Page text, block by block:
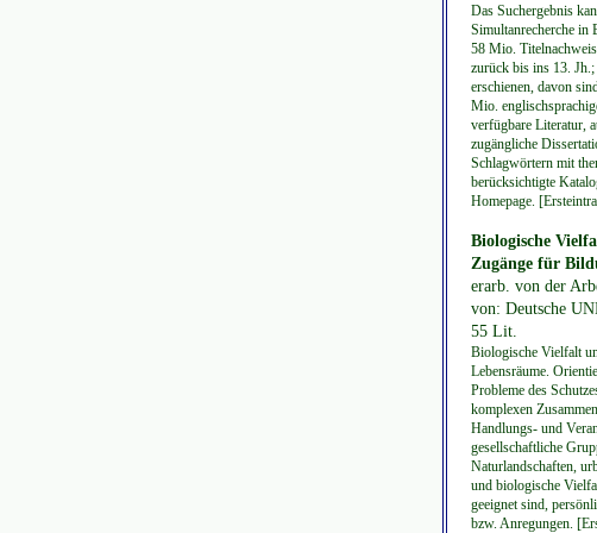
Das Suchergebnis
Simultanrecherche in
58 Mio.
zurück bis ins 13.
erschienen, davon
Mio.
verfügbare Literatur,
zugängliche
Schlagwörtern mit
berücksichtigte
Homepage.
Biologische
Zugänge für
erarb. von der
von: Deutsche
55 Lit.
Biologische Vielfalt
Lebensräume.
Probleme des
komplexen
Handlungs- und
gesellschaftliche
Naturlandschaften,
und biologische
geeignet sind,
bzw. Anregungen.